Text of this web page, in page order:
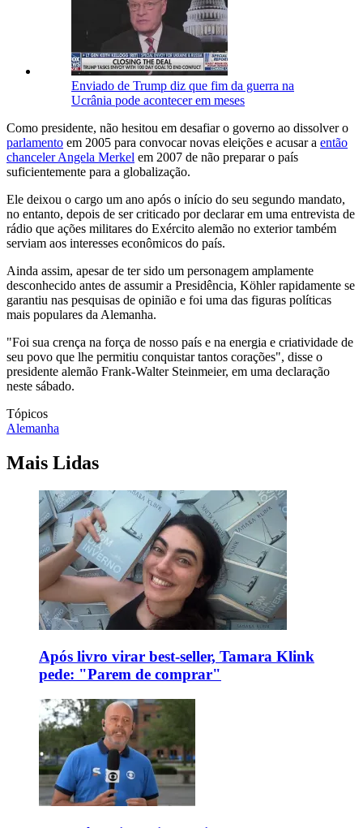
Enviado de Trump diz que fim da guerra na
Ucrânia pode acontecer em meses
Como presidente, não hesitou em desafiar o governo ao dissolver o
parlamento em 2005 para convocar novas eleições e acusar a então
chanceler Angela Merkel em 2007 de não preparar o país
suficientemente para a globalização.
Ele deixou o cargo um ano após o início do seu segundo mandato,
no entanto, depois de ser criticado por declarar em uma entrevista de
rádio que ações militares do Exército alemão no exterior também
serviam aos interesses econômicos do país.
Ainda assim, apesar de ter sido um personagem amplamente
desconhecido antes de assumir a Presidência, Köhler rapidamente se
garantiu nas pesquisas de opinião e foi uma das figuras políticas
mais populares da Alemanha.
"Foi sua crença na força de nosso país e na energia e criatividade de
seu povo que lhe permitiu conquistar tantos corações", disse o
presidente alemão Frank-Walter Steinmeier, em uma declaração
neste sábado.
Tópicos
Alemanha
Mais Lidas
Após livro virar best-seller, Tamara Klink
pede: "Parem de comprar"